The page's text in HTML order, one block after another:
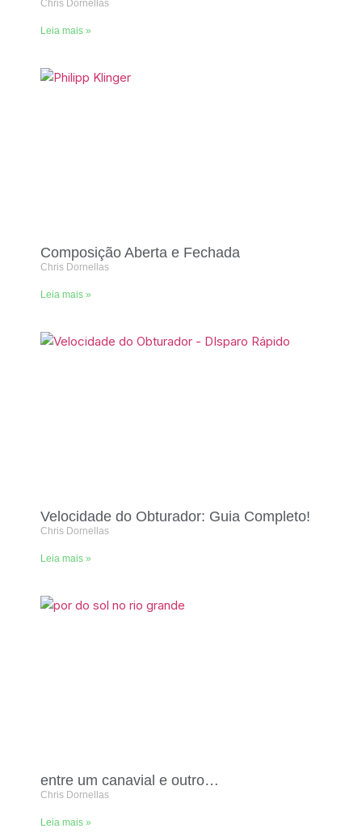
Chris Dornellas
Leia mais »
Composição Aberta e Fechada
Chris Dornellas
Leia mais »
Velocidade do Obturador: Guia Completo!
Chris Dornellas
Leia mais »
entre um canavial e outro…
Chris Dornellas
Leia mais »